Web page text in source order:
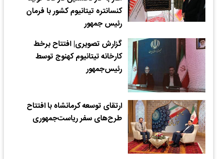
کنسانتره تیتانیوم کشور با فرمان
رئیس جمهور
گزارش تصویری| افتتاح برخط
کارخانه تیتانیوم کهنوج توسط
رئیس‌جمهور
ارتقای توسعه کرمانشاه با افتتاح
طرح‌های سفر ریاست‌جمهوری